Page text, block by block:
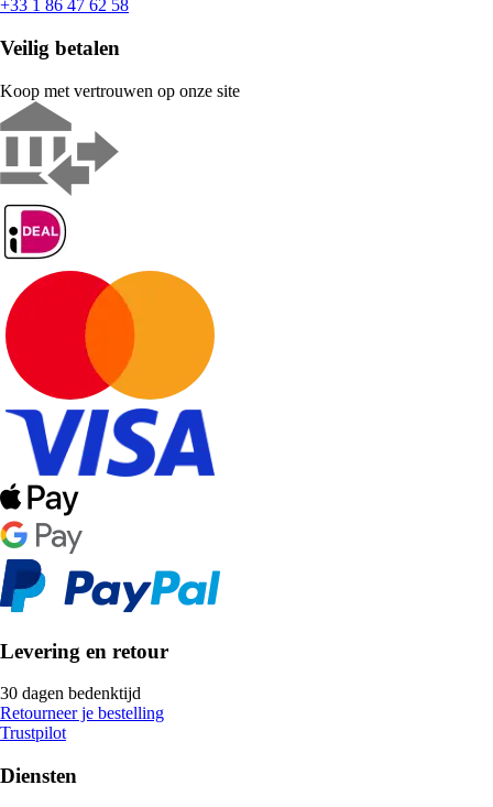
+33 1 86 47 62 58
Veilig betalen
Koop met vertrouwen op onze site
Levering en retour
30 dagen bedenktijd
Retourneer je bestelling
Trustpilot
Diensten